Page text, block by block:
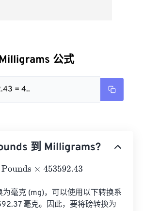
公式
= 4..
到 Milligrams?
×453592.43
为毫克 (mg)，可以使用以下转换系
毫克。因此，要将磅转换为